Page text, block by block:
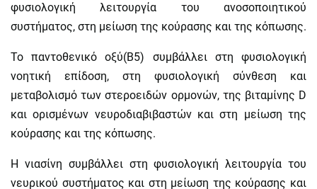
φυσιολογική λειτουργία του ανοσοποιητικού
συστήματος, στη μείωση της κούρασης και της κόπωσης.
Το παντοθενικό οξύ(Β5) συμβάλλει στη φυσιολογική
νοητική επίδοση, στη φυσιολογική σύνθεση και
μεταβολισμό των στεροειδών ορμονών, της βιταμίνης D
και ορισμένων νευροδιαβιβαστών και στη μείωση της
κούρασης και της κόπωσης.
Η νιασίνη συμβάλλει στη φυσιολογική λειτουργία του
νευρικού συστήματος και στη μείωση της κούρασης και